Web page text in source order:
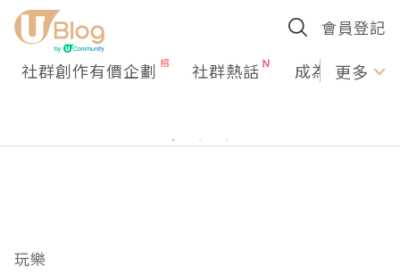
會員登記
社群創作有價企劃 社群熱話 成為U更多
玩樂